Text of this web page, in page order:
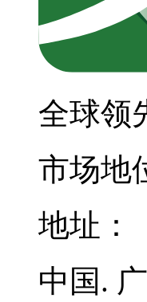
全球领
市场地
地址：
中国.